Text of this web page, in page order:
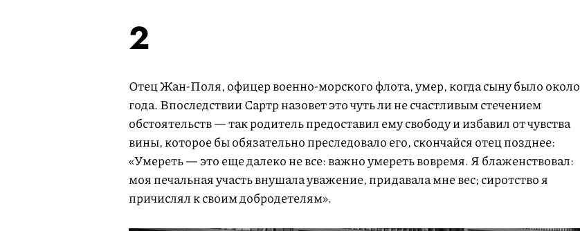
2
Отец Жан-Поля, офицер военно-морского флота, умер, когда сыну было около
года. Впоследствии Сартр назовет это чуть ли не счастливым стечением
обстоятельств — так родитель предоставил ему свободу и избавил от чувства
вины, которое бы обязательно преследовало его, скончайся отец позднее:
«Умереть — это еще далеко не все: важно умереть вовремя. Я блаженствовал:
моя печальная участь внушала уважение, придавала мне вес; сиротство я
причислял к своим добродетелям».